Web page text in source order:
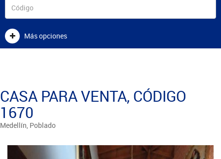
Más opciones
CASA PARA VENTA, CÓDIGO
1670
Medellín, Poblado